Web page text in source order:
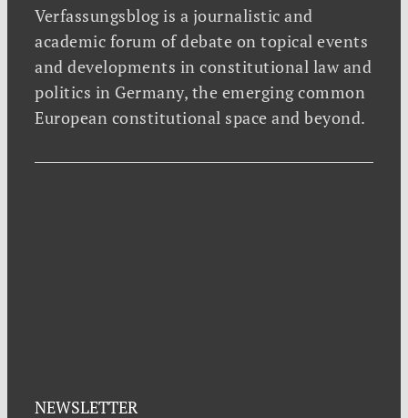
Verfassungsblog is a journalistic and
academic forum of debate on topical events
and developments in constitutional law and
politics in Germany, the emerging common
European constitutional space and beyond.
NEWSLETTER